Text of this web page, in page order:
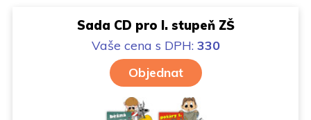
Sada CD pro I. stupeň ZŠ
Vaše cena s DPH: 330
Objednat